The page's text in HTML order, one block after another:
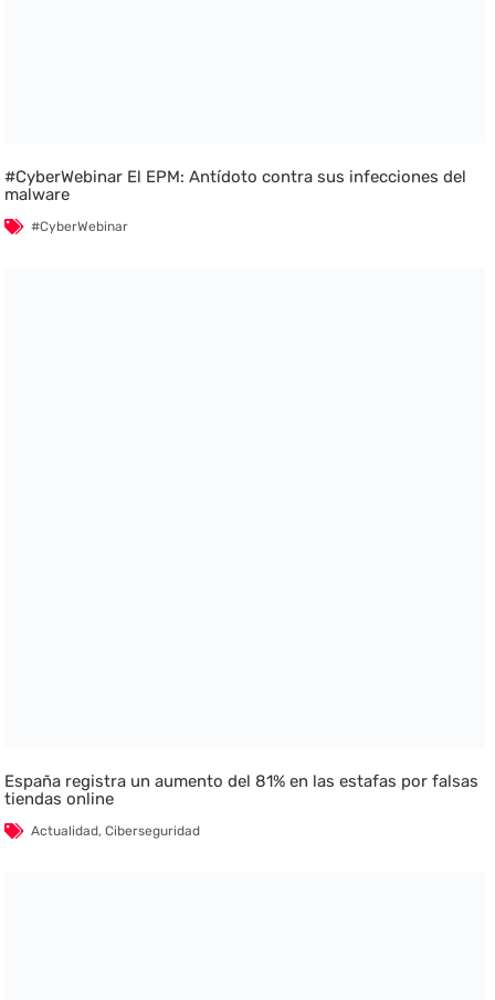
#CyberWebinar El EPM: Antídoto contra sus infecciones del
malware
#CyberWebinar
España registra un aumento del 81% en las estafas por falsas
tiendas online
Actualidad,Ciberseguridad